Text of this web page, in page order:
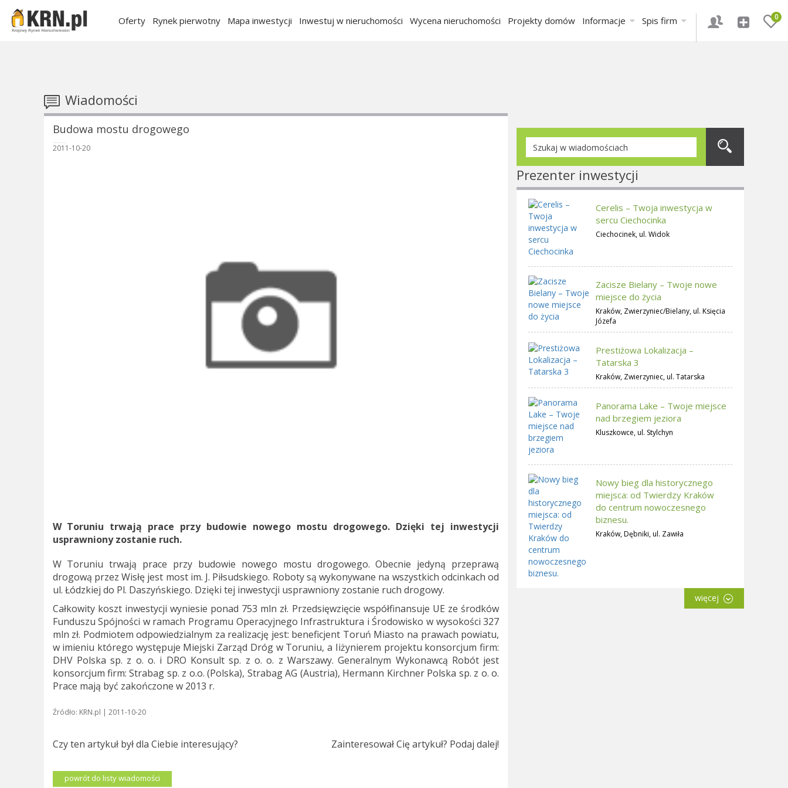
0
Oferty Rynek pierwotny Mapa inwestycji Inwestuj w nieruchomości Wycena nieruchomości Projekty domów Informacje Spis firm
Wiadomości
Budowa mostu drogowego
2011-10-20
W Toruniu trwają prace przy budowie nowego mostu drogowego. Dzięki tej inwestycji
usprawniony zostanie ruch.
W Toruniu trwają prace przy budowie nowego mostu drogowego. Obecnie jedyną przeprawą
drogową przez Wisłę jest most im. J. Piłsudskiego. Roboty są wykonywane na wszystkich odcinkach od
ul. Łódzkiej do Pl. Daszyńskiego. Dzięki tej inwestycji usprawniony zostanie ruch drogowy.
Całkowity koszt inwestycji wyniesie ponad 753 mln zł. Przedsięwzięcie współfinansuje UE ze środków
Funduszu Spójności w ramach Programu Operacyjnego Infrastruktura i Środowisko w wysokości 327
mln zł. Podmiotem odpowiedzialnym za realizację jest: beneficjent Toruń Miasto na prawach powiatu,
w imieniu którego występuje Miejski Zarząd Dróg w Toruniu, a Iiżynierem projektu konsorcjum firm:
DHV Polska sp. z o. o. i DRO Konsult sp. z o. o. z Warszawy. Generalnym Wykonawcą Robót jest
konsorcjum firm: Strabag sp. z o.o. (Polska), Strabag AG (Austria), Hermann Kirchner Polska sp. z o. o.
Prace mają być zakończone w 2013 r.
Źródło: KRN.pl | 2011-10-20
Czy ten artykuł był dla Ciebie interesujący? Zainteresował Cię artykuł? Podaj dalej!
powrót do listy wiadomości
Prezenter inwestycji
Cerelis – Twoja inwestycja w
sercu Ciechocinka
Ciechocinek, ul. Widok
Zacisze Bielany – Twoje nowe
miejsce do życia
Kraków, Zwierzyniec/Bielany, ul. Księcia
Józefa
Prestiżowa Lokalizacja –
Tatarska 3
Kraków, Zwierzyniec, ul. Tatarska
Panorama Lake – Twoje miejsce
nad brzegiem jeziora
Kluszkowce, ul. Stylchyn
Nowy bieg dla historycznego
miejsca: od Twierdzy Kraków
do centrum nowoczesnego
biznesu.
Kraków, Dębniki, ul. Zawiła
więcej